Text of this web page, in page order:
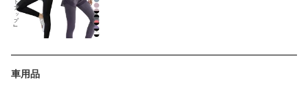
車用品